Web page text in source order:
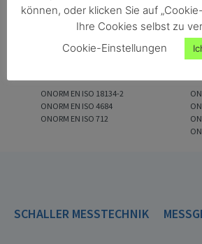
ONORM EN ISO 18134-2
ONORM EN ISO 4684
ONORM EN ISO 712
SCHALLER MESSTECHNIK
können, oder klicken Sie auf
Ihre Cookies selbst zu
Cookie-Einstellungen